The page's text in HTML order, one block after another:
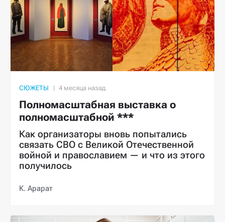
СЮЖЕТЫ
Полномасштабная выставка о
полномасштабной ***
Как организаторы вновь попытались
связать СВО с Великой Отечественной
войной и православием — и что из этого
получилось
К. Арарат